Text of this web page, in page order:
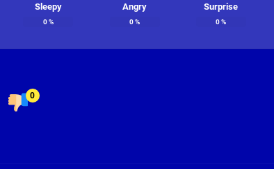
Sleepy
0%
Angry
0%
Surprise
0%
0